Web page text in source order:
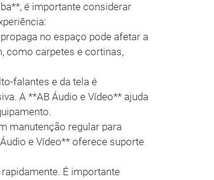
é importante considerar
no espaço pode afetar a
como carpetes e cortinas,
falantes e da tela é
A **AB Áudio e Vídeo** ajuda
manutenção regular para
e Vídeo** oferece suporte
É importante